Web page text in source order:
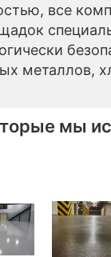
все
металлов,
мы